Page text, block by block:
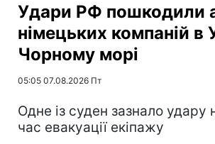
Удари РФ пошкодили
німецьких компаній в
Чорному морі
05:05 07.08.2026 Пт
Одне із суден зазнало удару
час евакуації екіпажу